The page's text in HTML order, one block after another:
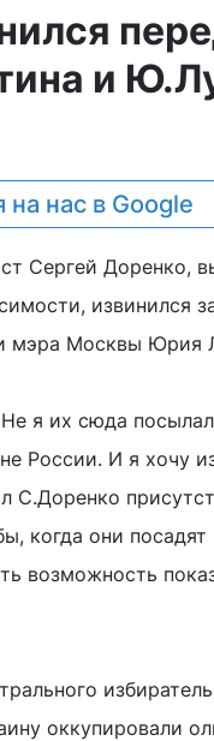
и
на нас в Google
Сергей Доренко,
извинился
мэра Москвы Юрия
я их сюда
России. И я хочу
С.Доренко
когда они
возможность
оккупировали